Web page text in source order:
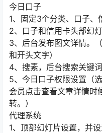
今日口子
1、固定3个分类、口子、
2、口子和信用卡头部幻灯
3、后台发布图文详情。
和开头文字）
4、搜素，后台搜索关键词
5、今日口子权限设置（
会员点击查看文章详情时
转。）
代理系统
1、顶部幻灯片设置，并设